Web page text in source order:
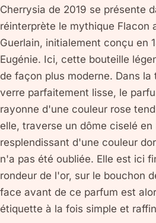
Cherrysia de 2019 se présente
réinterprète le mythique Flacon
Guerlain, initialement conçu en
Eugénie. Ici, cette bouteille
de façon plus moderne. Dans la
verre parfaitement lisse, le
rayonne d'une couleur rose
elle, traverse un dôme ciselé en
resplendissant d'une couleur
n'a pas été oubliée. Elle est ici
rondeur de l'or, sur le bouchon
face avant de ce parfum est
étiquette à la fois simple et